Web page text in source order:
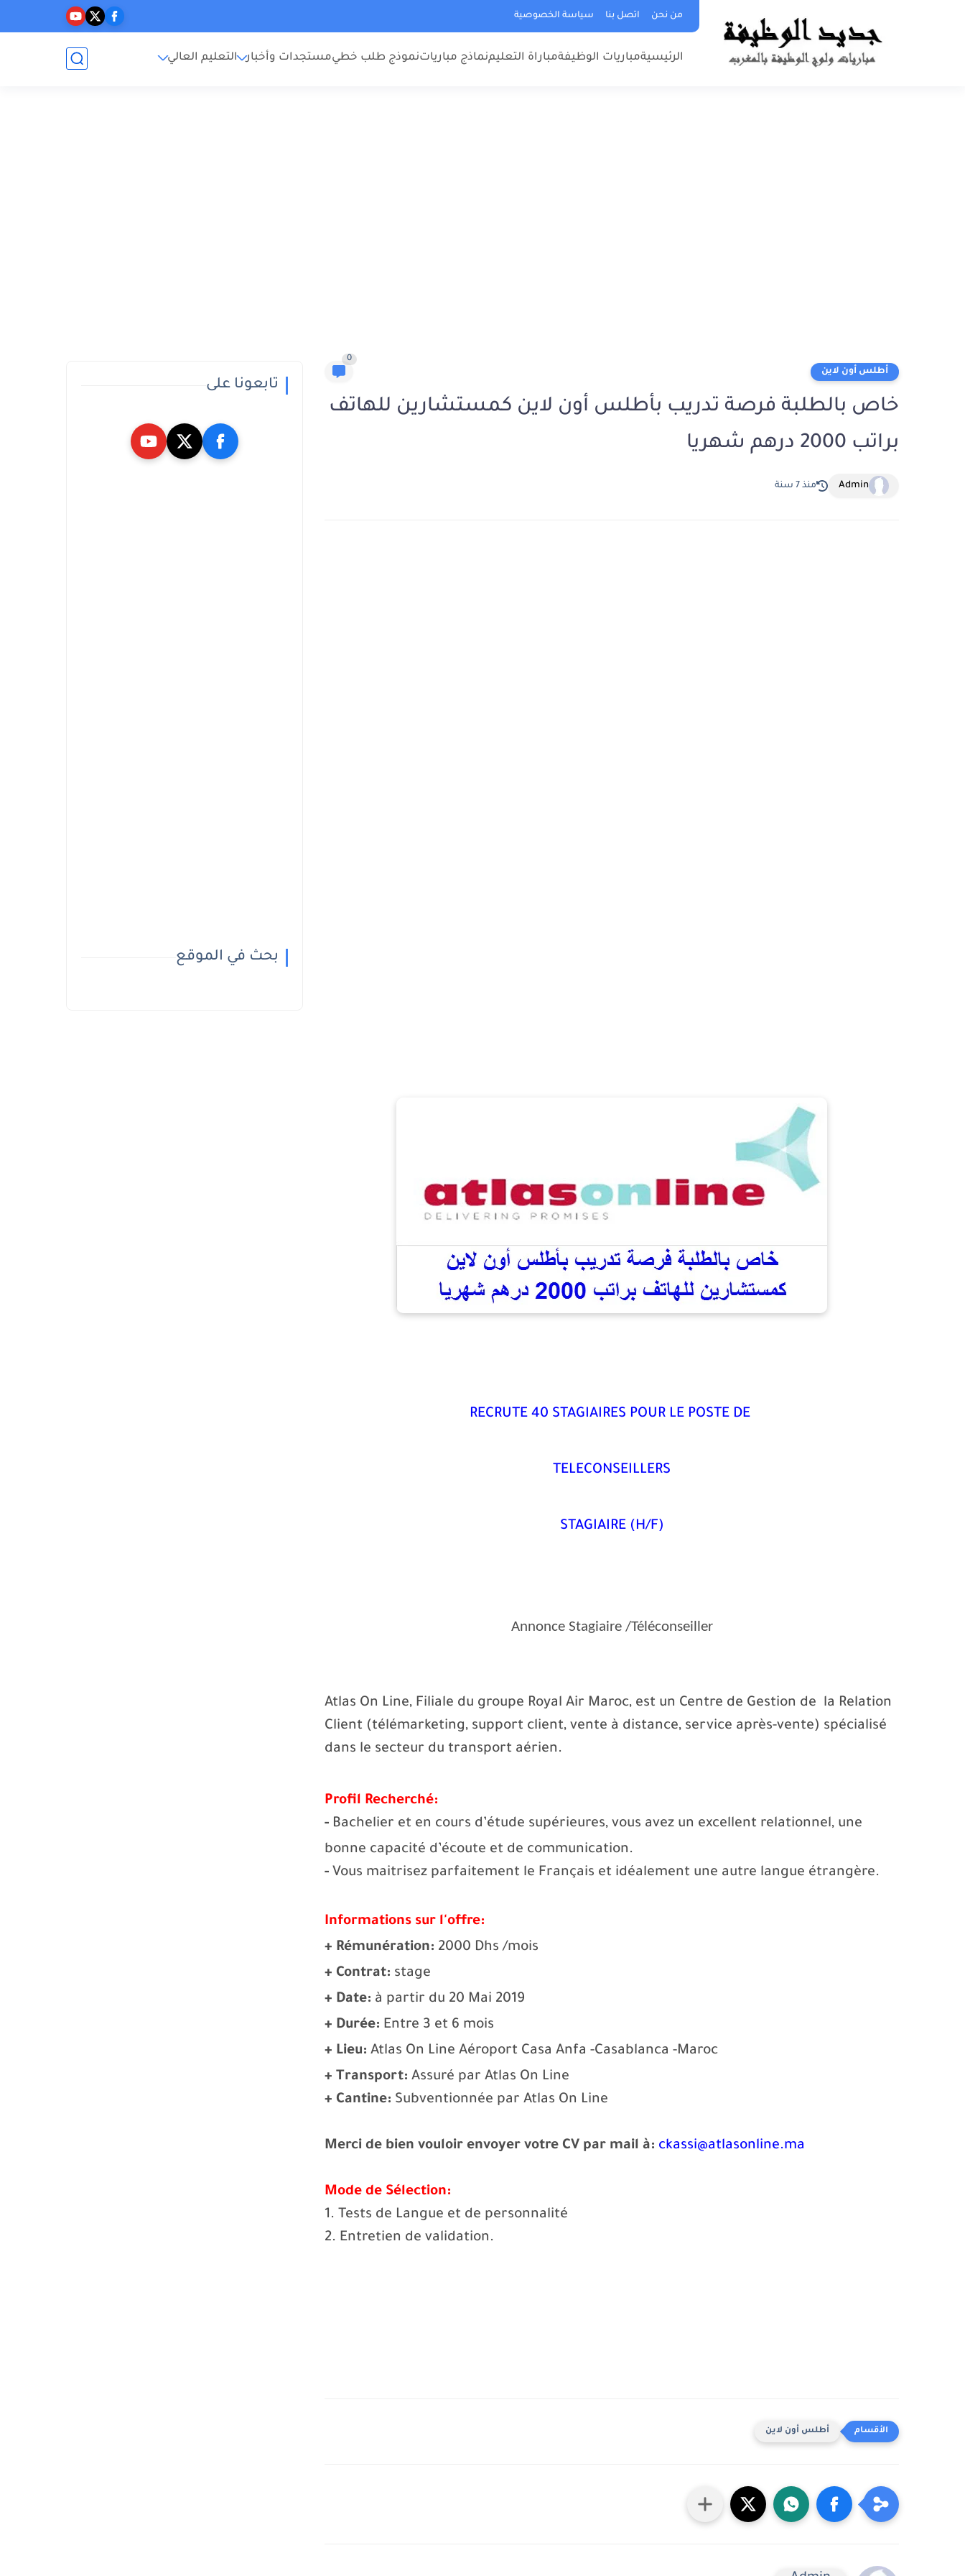
من نحن اتصل بنا سياسة الخصوصية
الرئيسيةمباريات الوظيفةمباراة التعليمنماذج مبارياتنموذج طلب خطيمستجدات وأخبار التعليم العالي
أطلس أون لاين
0
خاص بالطلبة فرصة تدريب بأطلس أون لاين كمستشارين للهاتف
براتب 2000 درهم شهريا
Admin منذ 7 سنة
RECRUTE 40 STAGIAIRES POUR LE POSTE DE
TELECONSEILLERS
STAGIAIRE (H/F)
Annonce Stagiaire /Téléconseiller
Atlas On Line, Filiale du groupe Royal Air Maroc, est un Centre de Gestion de la Relation
Client (télémarketing, support client, vente à distance, service après-vente) spécialisé
dans le secteur du transport aérien.
Profil Recherché:
- Bachelier et en cours d’étude supérieures, vous avez un excellent relationnel, une
bonne capacité d’écoute et de communication.
- Vous maitrisez parfaitement le Français et idéalement une autre langue étrangère.
Informations sur l'offre:
+ Rémunération: 2000 Dhs /mois
+ Contrat: stage
+ Date: à partir du 20 Mai 2019
+ Durée: Entre 3 et 6 mois
+ Lieu: Atlas On Line Aéroport Casa Anfa -Casablanca -Maroc
+ Transport: Assuré par Atlas On Line
+ Cantine: Subventionnée par Atlas On Line
Merci de bien vouloir envoyer votre CV par mail à: ckassi@atlasonline.ma
Mode de Sélection:
1. Tests de Langue et de personnalité
2. Entretien de validation.
أطلس أون لاين
تابعونا على
بحث في الموقع